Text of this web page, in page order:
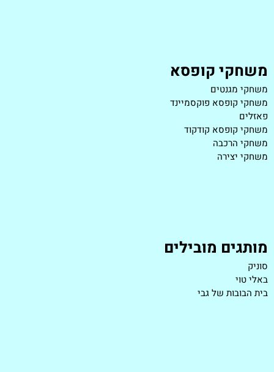
משחקי קופסא
משחקי מגנטים
משחקי קופסא פוקסמיינד
פאזלים
משחקי קופסא קודקוד
משחקי הרכבה
משחקי יצירה
מותגים מובילים
סוניק
באלי טוי
בית הבובות של גבי